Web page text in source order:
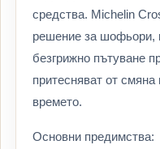
средства. Michelin
решение за шофьори,
безгрижно пътуване
притесняват от смяна
времето.
Основни предимства: